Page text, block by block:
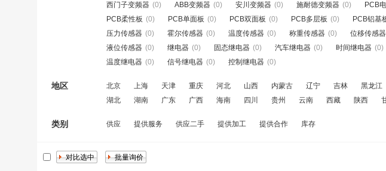
西门子变频器 (0) ABB变频器 (0) 安川变频器 (0) 施耐德变频器 (0) PCB
PCB柔性板 (0) PCB单面板 (0) PCB双面板 (0) PCB多层板 (0) PCB铝基
压力传感器 (0) 霍尔传感器 (0) 温度传感器 (0) 称重传感器 (0) 位移传感器
液位传感器 (0) 继电器 (0) 固态继电器 (0) 汽车继电器 (0) 时间继电器 (0)
温度继电器 (0) 信号继电器 (0) 控制继电器 (0)
地区 北京 上海 天津 重庆 河北 山西 内蒙古 辽宁 吉林 黑龙江
湖北
湖南 广东 广西 海南 四川 贵州 云南 西藏 陕西
类别 供应 提供服务 供应二手 提供加工 提供合作 库存